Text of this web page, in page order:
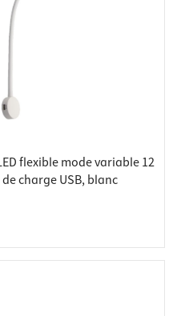
flexible mode variable 12
charge USB, blanc